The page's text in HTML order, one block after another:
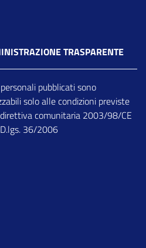
TRASPARENTE
pubblicati sono
solo alle condizioni previste
comunitaria 2003/98/CE
36/2006